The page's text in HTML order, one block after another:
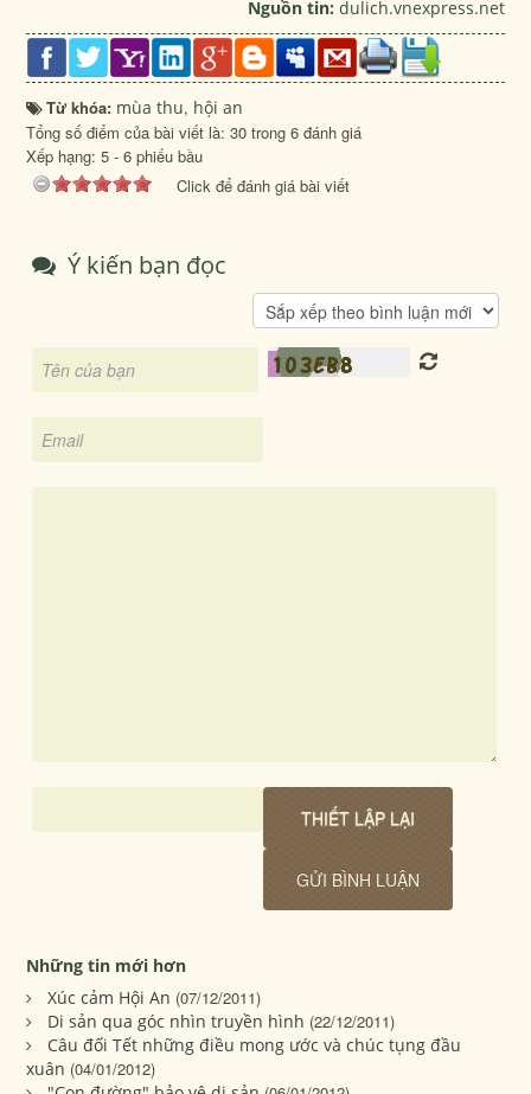
Nguồn tin: dulich.vnexpress.net
Từ khóa: mùa thu, hội an
Tổng số điểm của bài viết là: 30 trong 6 đánh giá
Xếp hạng:5 -6 phiếu bầu
Click để đánh giá bài viết
Ý kiến bạn đọc
Những tin mới hơn
Xúc cảm Hội An (07/12/2011)
Di sản qua góc nhìn truyền hình (22/12/2011)
Câu đối Tết những điều mong ước và chúc tụng đầu
xuân (04/01/2012)